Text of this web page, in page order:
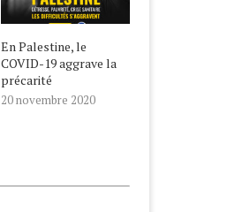
En Palestine, le
COVID-19 aggrave la
précarité
20 novembre 2020